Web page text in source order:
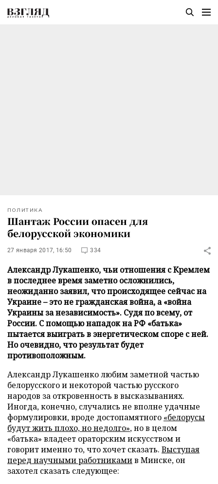
ПОЛИТИКА
Шантаж России опасен для
белорусской экономики
27 января 2017, 16:50 334
Александр Лукашенко, чьи отношения с Кремлем
в последнее время заметно осложнились,
неожиданно заявил, что происходящее сейчас на
Украине – это не гражданская война, а «война
Украины за независимость». Судя по всему, от
России. С помощью нападок на РФ «батька»
пытается выиграть в энергетическом споре с ней.
Но очевидно, что результат будет
противоположным.
Александр Лукашенко любим заметной частью
белорусского и некоторой частью русского
народов за откровенность в высказываниях.
Иногда, конечно, случались не вполне удачные
формулировки, вроде достопамятного «белорусы
будут жить плохо, но недолго», но в целом
«батька» владеет ораторским искусством и
говорит именно то, что хочет сказать. Выступая
перед научными работникамив Минске, он
захотел сказать следующее: